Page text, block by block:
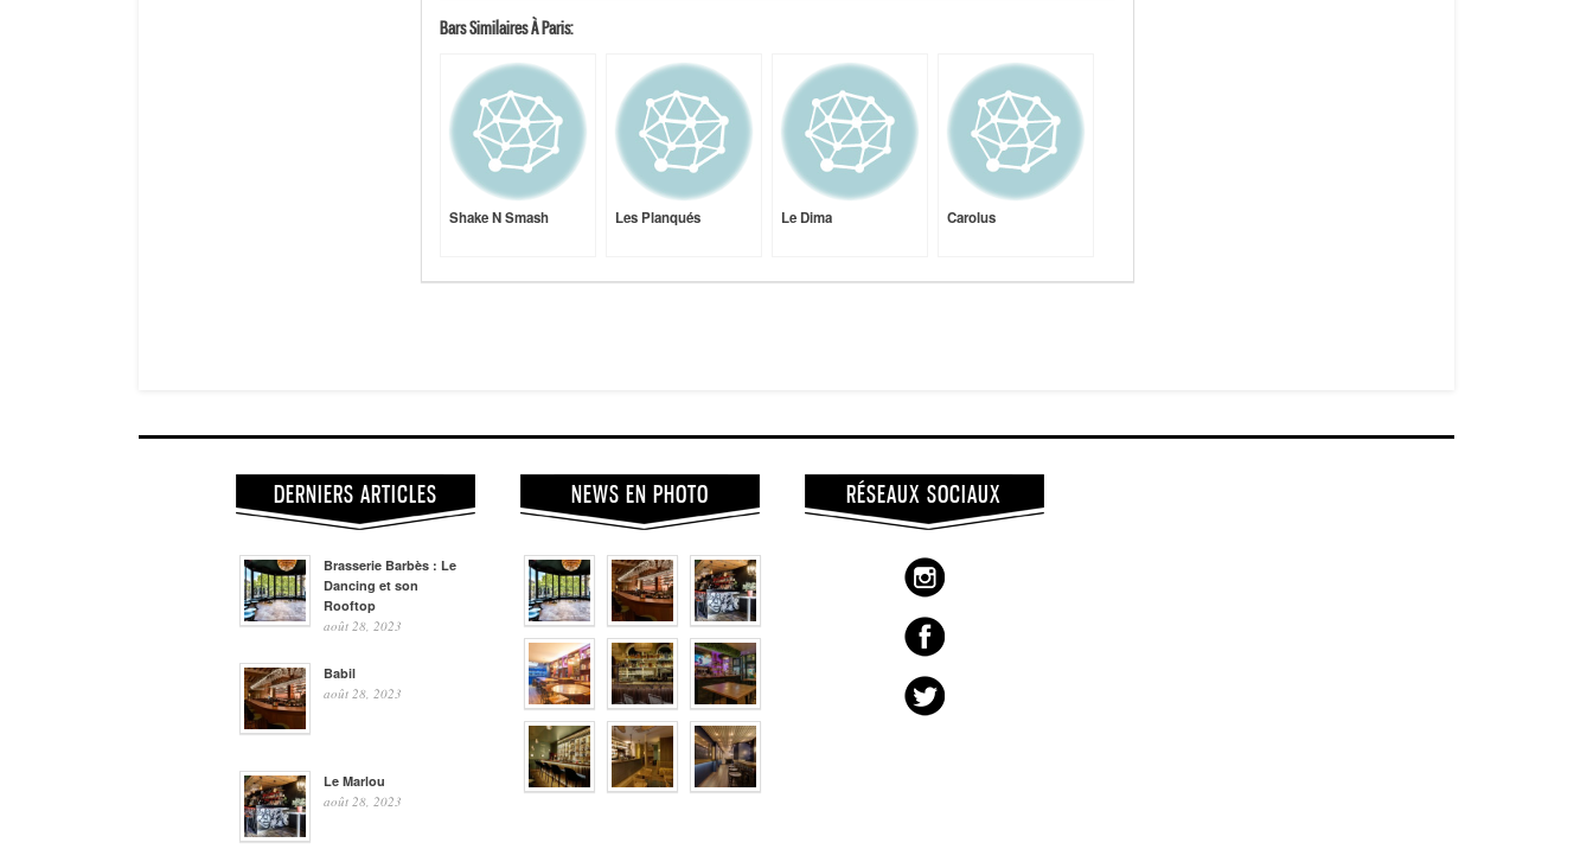
Bars Similaires À Paris:
Shake N Smash Les Planqués Le Dima Carolus
DERNIERS ARTICLES
Brasserie Barbès : Le
Dancing et son
Rooftop
août 28, 2023
Babil
août 28, 2023
Le Marlou
août 28, 2023
NEWS EN PHOTO RÉSEAUX SOCIAUX